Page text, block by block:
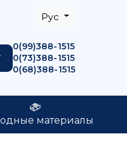
Рус
0(99)388-1515
0(73)388-1515
0(68)388-1515
материалы